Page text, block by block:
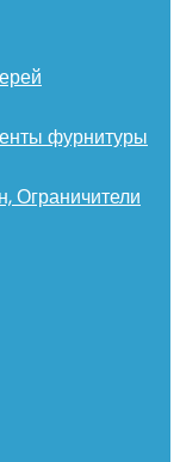
фурнитуры
Ограничители